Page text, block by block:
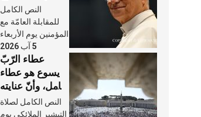
وكلّ يوم، هما
النَّفَس في حياة
الكنيسة
النص الكامل
للمقابلة العامّة مع
المؤمنين يوم الأربعاء
5 آب 2026
عطاء الرّبّ
يسوع هو عطاء
شامل، وأنّ عنايته
بنا لا تغيب عنّا
أبدًا
النص الكامل لصلاة
التبشير الملائكي يوم